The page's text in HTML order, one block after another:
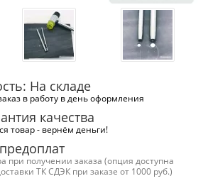
На складе
в работу в день оформления
качества
товар - вернём деньги!
при получении заказа (опция доступна
ТК СДЭК при заказе от 1000 руб.)